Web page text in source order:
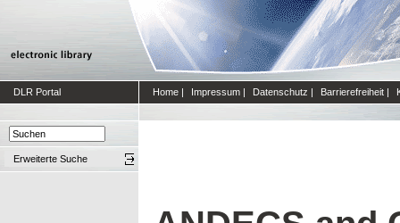
DLR Portal Home | Impressum | Datenschutz | Barrierefreiheit |
Erweiterte Suche